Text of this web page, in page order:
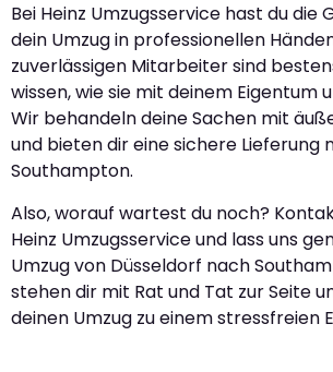
Bei Heinz Umzugsservice hast du die
dein Umzug in professionellen
zuverlässigen Mitarbeiter sind
wissen, wie sie mit deinem Eigentum
Wir behandeln deine Sachen mit
und bieten dir eine sichere Lieferung
Southampton.
Also, worauf wartest du noch?
Heinz Umzugsservice und lass uns
Umzug von Düsseldorf nach
stehen dir mit Rat und Tat zur Seite
deinen Umzug zu einem stressfreien